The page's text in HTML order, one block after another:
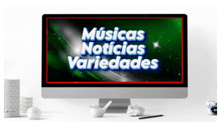
BOAS NOTÍCIAS...VIRAM MANCHETE!
ISTO É FATO!
Todos
BLOGS & COLUNAS
CEARÁ BRASIL NOTÍCIAS
NOTÍCIAS GERAIS